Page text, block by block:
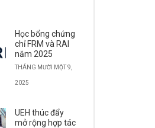
Học bổng chứng
chỉ FRM và RAI
năm 2025
THÁNG MƯỜI MỘT 9,
2025
UEH thúc đẩy
mở rộng hợp tác